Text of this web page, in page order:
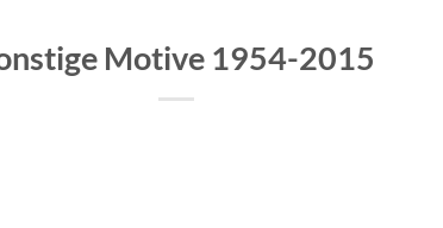
Motive 1954-2015